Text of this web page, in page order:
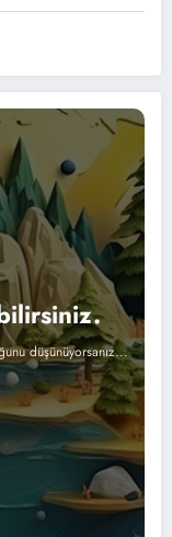
düşünüyorsanız...